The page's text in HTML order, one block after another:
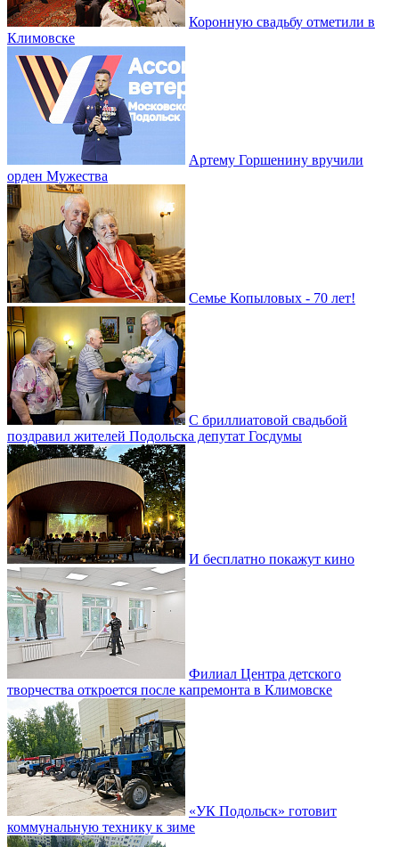
Коронную свадьбу отметили в
Климовске
Артему Горшенину вручили
орден Мужества
Семье Копыловых - 70 лет!
С бриллиатовой свадьбой
поздравил жителей Подольска депутат Госдумы
И бесплатно покажут кино
Филиал Центра детского
творчества откроется после капремонта в Климовске
«УК Подольск» готовит
коммунальную технику к зиме